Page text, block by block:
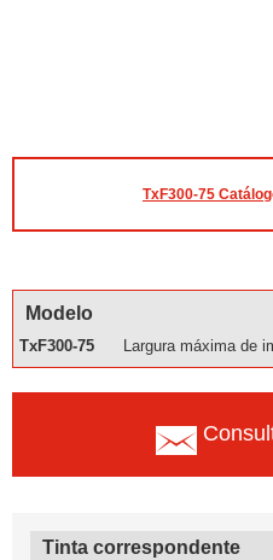
TxF300-75
Modelo
TxF300-75 Largura máxima de
Tinta correspondente